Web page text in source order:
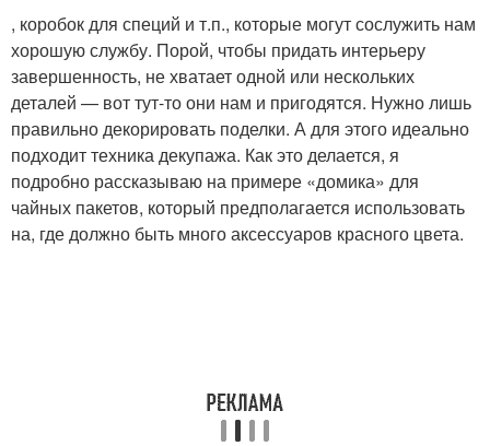
, коробок для специй и т.п., которые могут сослужить нам
хорошую службу. Порой, чтобы придать интерьеру
завершенность, не хватает одной или нескольких
деталей — вот тут-то они нам и пригодятся. Нужно лишь
правильно декорировать поделки. А для этого идеально
подходит техника декупажа. Как это делается, я
подробно рассказываю на примере «домика» для
чайных пакетов, который предполагается использовать
на, где должно быть много аксессуаров красного цвета.